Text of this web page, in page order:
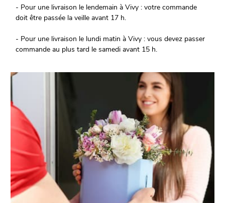
- Pour une livraison le lendemain à Vivy : votre commande
doit être passée la veille avant 17 h.
- Pour une livraison le lundi matin à Vivy : vous devez passer
commande au plus tard le samedi avant 15 h.